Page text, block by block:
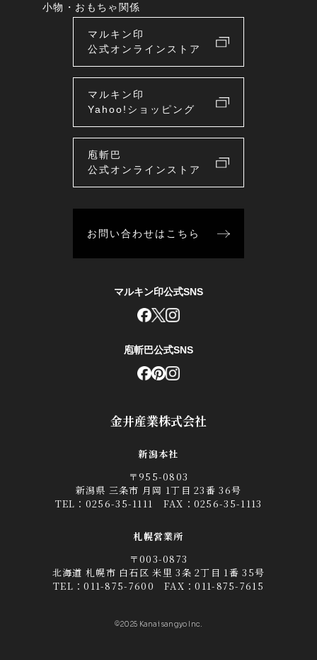
金井産業株式会社
新潟本社
〒955-0803
新潟県 三条市 月岡 1丁目 23番 36号
TEL： 0256-35-1111 FAX：0256-35-1113
札幌営業所
〒003-0873
北海道 札幌市 白石区 米里 3条 2丁目 1番 35号
TEL：011-875-7600 FAX：011-875-7615
©2025 Kanai sangyo Inc.
小物・おもちゃ関係
マルキン印
公式オンラインストア
マルキン印
Yahoo!ショッピング
庖斬巴
公式オンラインストア
お問い合わせはこちら
マルキン印公式SNS
庖斬巴公式SNS